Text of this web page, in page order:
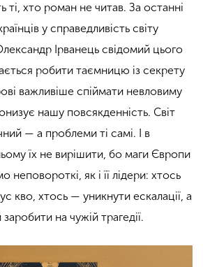
ті, хто роман не читав. За останні
у справедливість світу
Ірванець свідомий цього
робити таємницю із секрету
важливіше спіймати невловиму
нашу повсякденність. Світ
— а проблеми ті самі. І в
їх не вирішити, бо маги Європи
неповороткі, як і її лідери: хтось
кво, хтось — уникнути ескалації, а
на чужій трагедії.